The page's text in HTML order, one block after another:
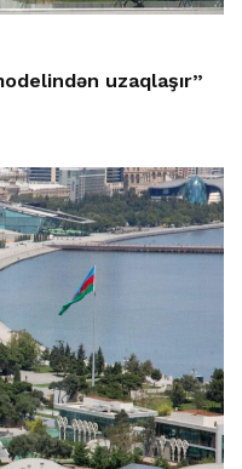
uzaqlaşır”